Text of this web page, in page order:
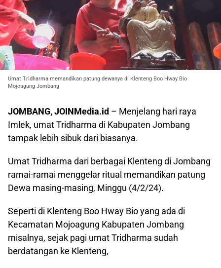
Umat Tridharma memandikan patung dewanya di Klenteng Boo Hway Bio
Mojoagung Jombang
JOMBANG, JOINMedia.id – Menjelang hari raya
Imlek, umat Tridharma di Kabupaten Jombang
tampak lebih sibuk dari biasanya.
Umat Tridharma dari berbagai Klenteng di Jombang
ramai-ramai menggelar ritual memandikan patung
Dewa masing-masing, Minggu (4/2/24).
Seperti di Klenteng Boo Hway Bio yang ada di
Kecamatan Mojoagung Kabupaten Jombang
misalnya, sejak pagi umat Tridharma sudah
berdatangan ke Klenteng,